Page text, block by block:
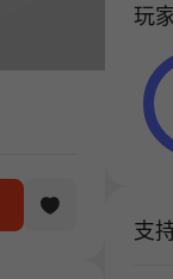
玩
支